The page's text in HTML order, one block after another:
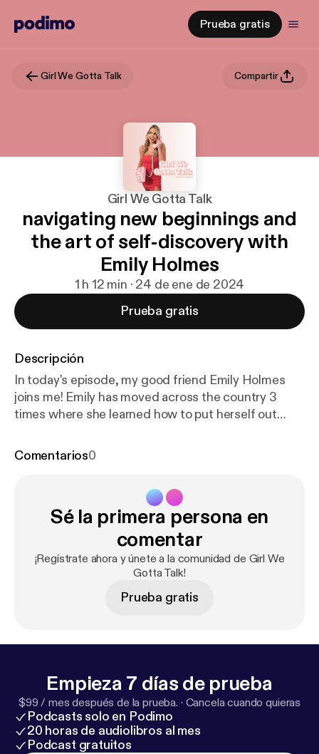
Prueba gratis
Girl We Gotta Talk Compartir
Girl We Gotta Talk
navigating new beginnings and
the art of self-discovery with
Emily Holmes
1 h 12 min · 24 de ene de 2024
Prueba gratis
Descripción
In today's episode, my good friend Emily Holmes
joins me! Emily has moved across the country 3
times where she learned how to put herself out
a self of independence. Tune in as we discuss what
quotes that capture the essence of growth and
reflection. Emily is one of my best friends and she
truly never fails to bring inspiration and valuable
insights to the table I am so glad she was able to be
on today's episode!
Comentarios0
Sé la primera persona en
comentar
¡Regístrate ahora y únete a la comunidad de Girl We
Gotta Talk!
Prueba gratis
Empieza 7 días de prueba
$99 / mes después de la prueba. · Cancela cuando quieras
Podcasts solo en Podimo
20 horas de audiolibros al mes
Podcast gratuitos